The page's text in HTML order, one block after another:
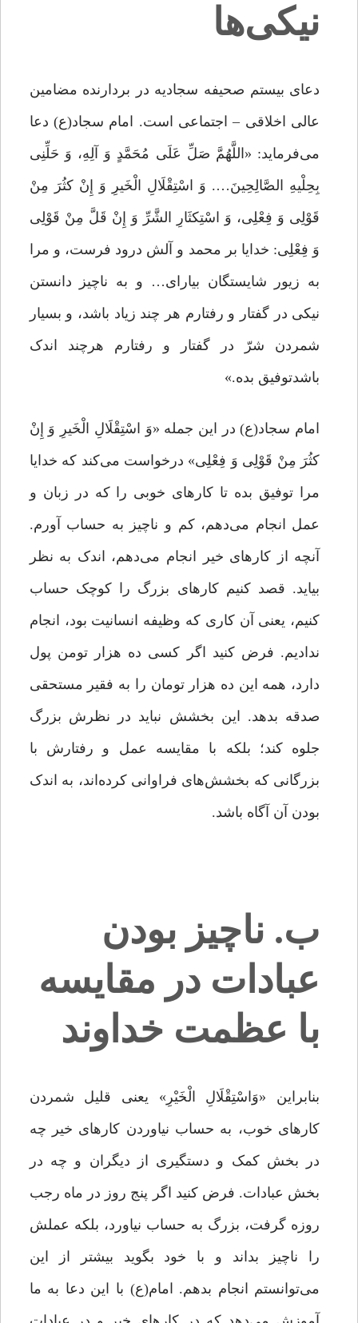
نیکی‌ها
دعای بیستم صحیفه سجادیه در بردارنده مضامین
عالی اخلاقی – اجتماعی است. امام سجاد(ع) دعا
می‌فرماید: «اللَّهُمَّ صَلِّ عَلَی مُحَمَّدٍ وَ آلِهِ، وَ حَلِّنِی
بِحِلْیهِ الصَّالِحِینَ…. وَ اسْتِقْلَالِ الْخَیرِ وَ إِنْ کثُرَ مِنْ
قَوْلِی وَ فِعْلِی، وَ اسْتِکثَارِ الشَّرِّ وَ إِنْ قَلَّ مِنْ قَوْلِی
وَ فِعْلِی: خدایا بر محمد و آلش درود فرست، و مرا
به زیور شایستگان بیارای… و به ناچیز دانستن
نیکی در گفتار و رفتارم هر چند زیاد باشد، و بسیار
شمردن شرّ در گفتار و رفتارم هرچند اندک
باشدتوفیق بده.»
امام سجاد(ع) در این جمله «وَ اسْتِقْلَالِ الْخَیرِ وَ إِنْ
کثُرَ مِنْ قَوْلِی وَ فِعْلِی» درخواست می‌کند که خدایا
مرا توفیق بده تا کارهاى خوبى را که در زبان و
عمل انجام می‌دهم، کم و ناچیز به حساب آورم.
آنچه از کارهای خیر انجام می‌دهم، اندک به نظر
بیاید. قصد کنیم کارهای بزرگ را کوچک حساب
کنیم، یعنی آن کاری که وظیفه انسانیت بود، انجام
ندادیم. فرض کنید اگر کسی ده هزار تومن پول
دارد، همه این ده هزار تومان را به فقیر مستحقی
صدقه بدهد. این بخشش نباید در نظرش بزرگ
جلوه کند؛ بلکه با مقایسه عمل و رفتارش با
بزرگانی که بخشش‌های فراوانی کرده‌اند، به اندک
بودن آن آگاه باشد.
ب. ناچیز بودن
عبادات در مقایسه
با عظمت خداوند
بنابراین «وَاسْتِقْلَالِ الْخَیْرِ» یعنی قلیل شمردن
کارهای خوب، به حساب نیاوردن کارهای خیر چه
در بخش کمک و دستگیری از دیگران و چه در
بخش عبادات. فرض کنید اگر پنج روز در ماه رجب
روزه گرفت، بزرگ به حساب نیاورد، بلکه عملش
را ناچیز بداند و با خود بگوید بیشتر از این
می‌توانستم انجام بدهم. امام(ع) با این دعا به ما